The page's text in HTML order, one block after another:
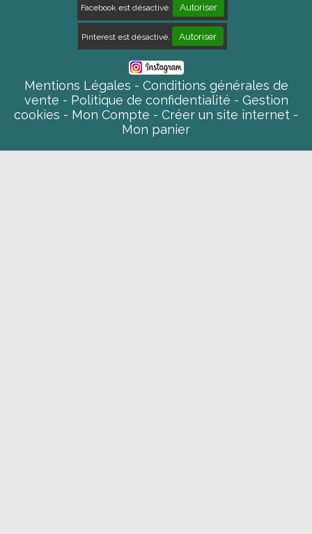
Facebook est désactivé. Autoriser
Pinterest est désactivé. Autoriser
Mentions Légales
Conditions générales de
vente
Politique de confidentialité
Gestion
cookies
Mon Compte
Créer un site internet
Mon panier